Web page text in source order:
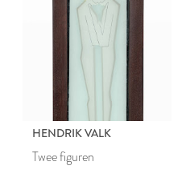
HENDRIK VALK
Twee figuren